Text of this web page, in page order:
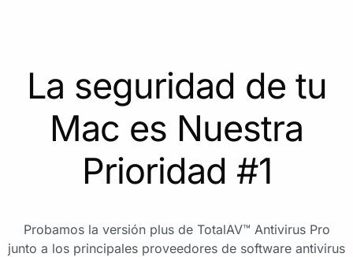
La seguridad de tu
Mac es Nuestra
Prioridad #1
Probamos la versión plus de TotalAV™ Antivirus Pro
junto a los principales proveedores de software antivirus